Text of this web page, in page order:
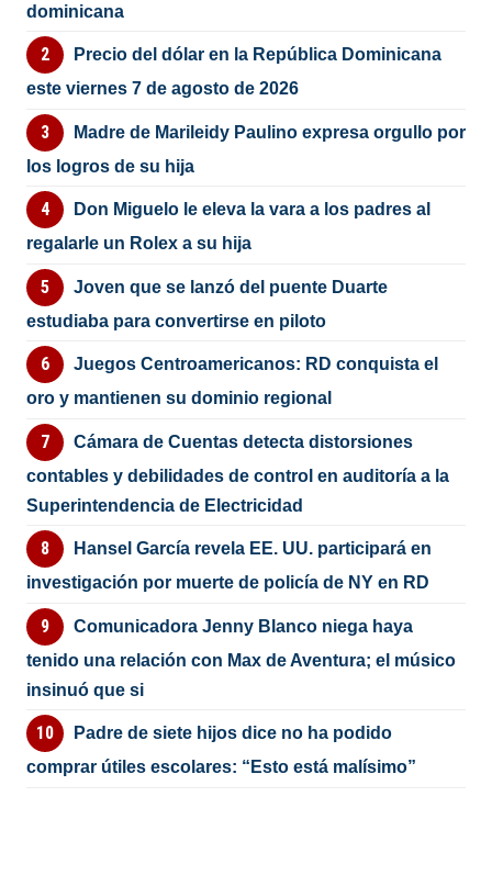
dominicana
Precio del dólar en la República Dominicana
este viernes 7 de agosto de 2026
Madre de Marileidy Paulino expresa orgullo por
los logros de su hija
Don Miguelo le eleva la vara a los padres al
regalarle un Rolex a su hija
Joven que se lanzó del puente Duarte
estudiaba para convertirse en piloto
Juegos Centroamericanos: RD conquista el
oro y mantienen su dominio regional
Cámara de Cuentas detecta distorsiones
contables y debilidades de control en auditoría a la
Superintendencia de Electricidad
Hansel García revela EE. UU. participará en
investigación por muerte de policía de NY en RD
Comunicadora Jenny Blanco niega haya
tenido una relación con Max de Aventura; el músico
insinuó que si
Padre de siete hijos dice no ha podido
comprar útiles escolares: “Esto está malísimo”